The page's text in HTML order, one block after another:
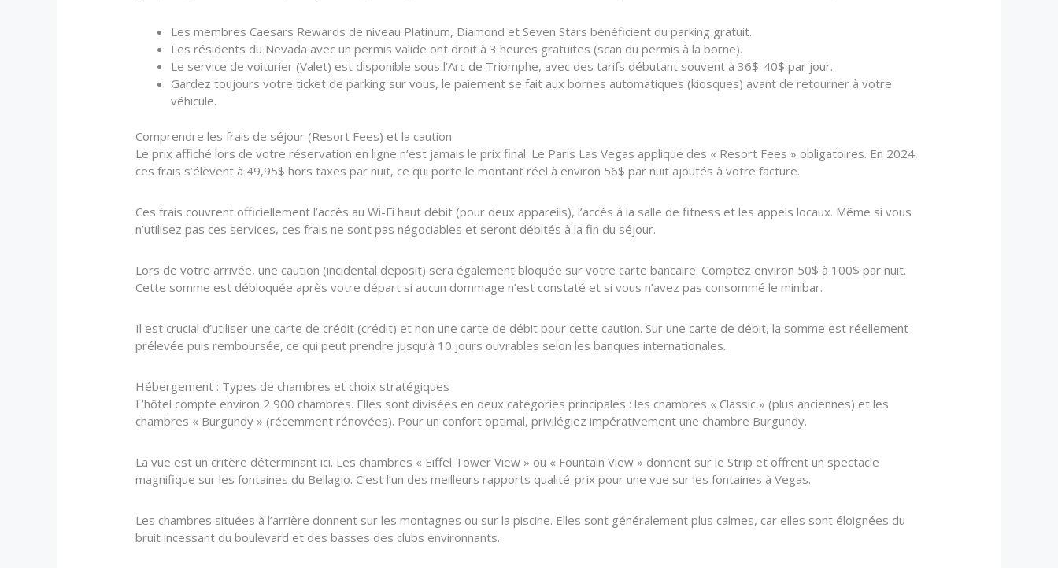
Les membres Caesars Rewards de niveau Platinum, Diamond et Seven Stars bénéficient du parking gratuit.
Les résidents du Nevada avec un permis valide ont droit à 3 heures gratuites (scan du permis à la borne).
Le service de voiturier (Valet) est disponible sous l’Arc de Triomphe, avec des tarifs débutant souvent à 36$-40$ par jour.
Gardez toujours votre ticket de parking sur vous, le paiement se fait aux bornes automatiques (kiosques) avant de retourner à votre
véhicule.
Comprendre les frais de séjour (Resort Fees) et la caution
Le prix affiché lors de votre réservation en ligne n’est jamais le prix final. Le Paris Las Vegas applique des « Resort Fees » obligatoires. En 2024,
ces frais s’élèvent à 49,95$ hors taxes par nuit, ce qui porte le montant réel à environ 56$ par nuit ajoutés à votre facture.
Ces frais couvrent officiellement l’accès au Wi-Fi haut débit (pour deux appareils), l’accès à la salle de fitness et les appels locaux. Même si vous
n’utilisez pas ces services, ces frais ne sont pas négociables et seront débités à la fin du séjour.
Lors de votre arrivée, une caution (incidental deposit) sera également bloquée sur votre carte bancaire. Comptez environ 50$ à 100$ par nuit.
Cette somme est débloquée après votre départ si aucun dommage n’est constaté et si vous n’avez pas consommé le minibar.
Il est crucial d’utiliser une carte de crédit (crédit) et non une carte de débit pour cette caution. Sur une carte de débit, la somme est réellement
prélevée puis remboursée, ce qui peut prendre jusqu’à 10 jours ouvrables selon les banques internationales.
Hébergement : Types de chambres et choix stratégiques
L’hôtel compte environ 2 900 chambres. Elles sont divisées en deux catégories principales : les chambres « Classic » (plus anciennes) et les
chambres « Burgundy » (récemment rénovées). Pour un confort optimal, privilégiez impérativement une chambre Burgundy.
La vue est un critère déterminant ici. Les chambres « Eiffel Tower View » ou « Fountain View » donnent sur le Strip et offrent un spectacle
magnifique sur les fontaines du Bellagio. C’est l’un des meilleurs rapports qualité-prix pour une vue sur les fontaines à Vegas.
Les chambres situées à l’arrière donnent sur les montagnes ou sur la piscine. Elles sont généralement plus calmes, car elles sont éloignées du
bruit incessant du boulevard et des basses des clubs environnants.